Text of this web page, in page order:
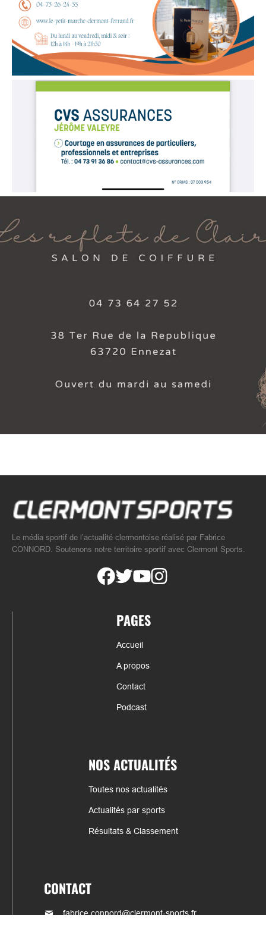
Le média sportif de l’actualité clermontoise réalisé par Fabrice
CONNORD. Soutenons notre territoire sportif avec Clermont Sports.
PAGES
Accueil
A propos
Contact
Podcast
NOS ACTUALITÉS
Toutes nos actualités
Actualités par sports
Résultats & Classement
CONTACT
fabrice.connord@clermont-sports.fr